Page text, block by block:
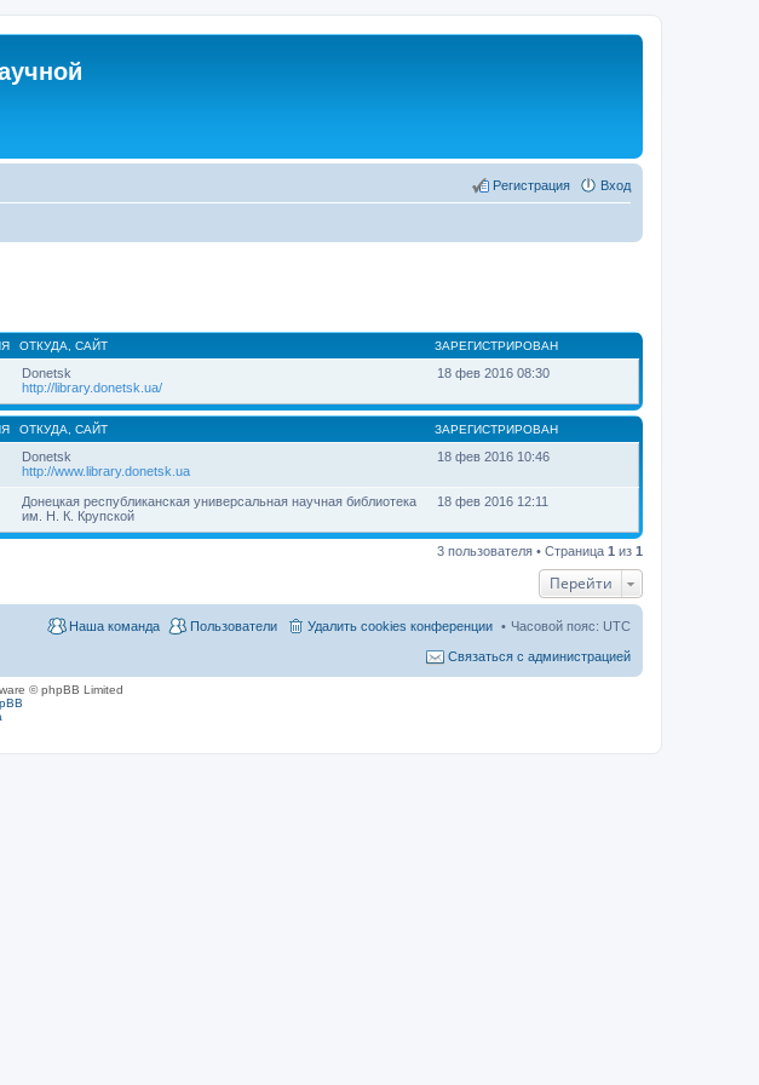
Вход
Регистрация
ОТКУДА, САЙТ ЗАРЕГИСТРИРОВАН
Donetsk
http://library.donetsk.ua/
18 фев 2016 08:30
ОТКУДА, САЙТ ЗАРЕГИСТРИРОВАН
Donetsk
http://www.library.donetsk.ua
18 фев 2016 10:46
Донецкая республиканская универсальная научная библиотека
им. Н. К. Крупской
18 фев 2016 12:11
3 пользователя • Страница 1 из 1
Перейти
Часовой пояс: UTC
Удалить cookies конференции
Пользователи
Наша команда
Связаться с администрацией
© phpBB Limited